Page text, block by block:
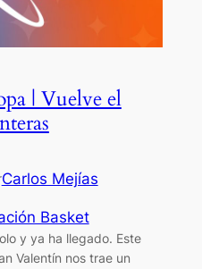
| Vuelve el
Carlos Mejías
Basket
y ya ha llegado. Este
Valentín nos trae un